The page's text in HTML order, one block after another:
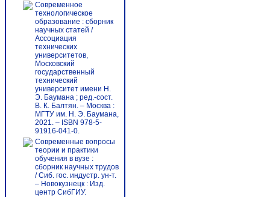
Современное
технологическое
образование : cборник
научных статей /
Ассоциация
технических
университетов,
Московский
государственный
технический
университет имени Н.
Э. Баумана ; ред.-сост.
В. К. Балтян. – Москва :
МГТУ им. Н. Э. Баумана,
2021. – ISBN 978-5-
91916-041-0.
Современные вопросы
теории и практики
обучения в вузе :
сборник научных трудов
/ Сиб. гос. индустр. ун-т.
– Новокузнецк : Изд.
центр СибГИУ.